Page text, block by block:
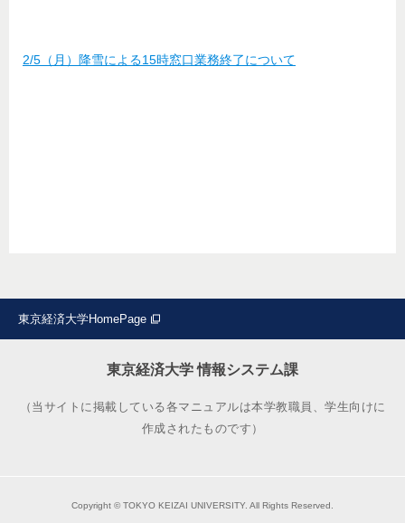
2/5（月）降雪による15時窓口業務終了について
東京経済大学HomePage
東京経済大学 情報システム課
（当サイトに掲載している各マニュアルは本学教職員、学生向けに
作成されたものです）
Copyright © TOKYO KEIZAI UNIVERSITY. All Rights Reserved.